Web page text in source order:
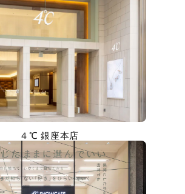
すべてのジュエリー
４℃ 銀座本店